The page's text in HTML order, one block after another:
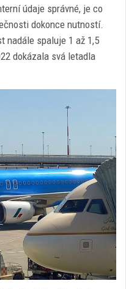
údaje správné, je co
dokonce nutností.
nadále spaluje 1 až 1,5
dokázala svá letadla